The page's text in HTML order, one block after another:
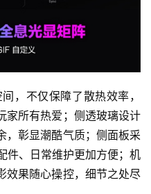
，不仅保障了散热效率，
家所有热爱；侧透玻璃设计
，彰显潮酷气质；侧面板采
件、日常维护更加方便；机
效果随心操控，细节之处尽